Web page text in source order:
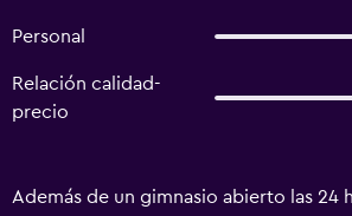
Personal
Relación calidad-
precio
Además de un gimnasio abierto las 24